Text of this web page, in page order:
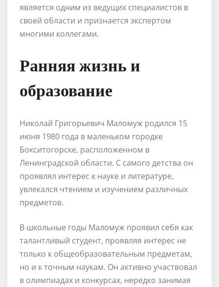
является одним из ведущих специалистов в
своей области и признается экспертом
многими коллегами.
Ранняя жизнь и
образование
Николай Григорьевич Маломуж родился 15
июня 1980 года в маленьком городке
Бокситогорске, расположенном в
Ленинградской области. С самого детства он
проявлял интерес к науке и литературе,
увлекался чтением и изучением различных
предметов.
В школьные годы Маломуж проявил себя как
талантливый студент, проявляя интерес не
только к общеобразовательным предметам,
но и к точным наукам. Он активно участвовал
в олимпиадах и конкурсах, нередко занимая